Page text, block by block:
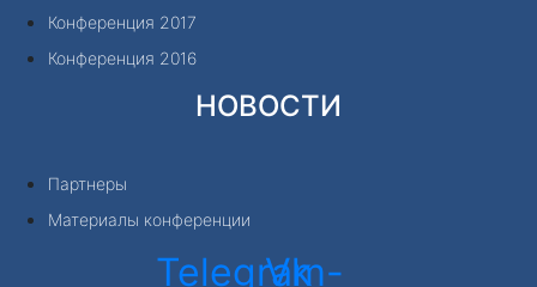
Конференция 2017
Конференция 2016
НОВОСТИ
Партнеры
Материалы конференции
Telegram-
Vk